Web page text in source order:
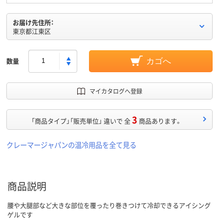
お届け先住所：
東京都江東区
数量 カゴへ
マイカタログへ登録
「商品タイプ」「販売単位」 違いで 全3 商品あります。
クレーマージャパンの温冷用品を全て見る
商品説明
腰や大腿部など大きな部位を覆ったり巻きつけて冷却できるアイシング
ゲルです